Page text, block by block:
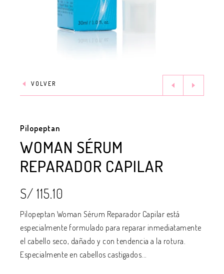
VOLVER
Pilopeptan
WOMAN SÉRUM
REPARADOR CAPILAR
S/ 115.10
Pilopeptan Woman Sérum Reparador Capilar está
especialmente formulado para reparar inmediatamente
el cabello seco, dañado y con tendencia a la rotura.
Especialmente en cabellos castigados...